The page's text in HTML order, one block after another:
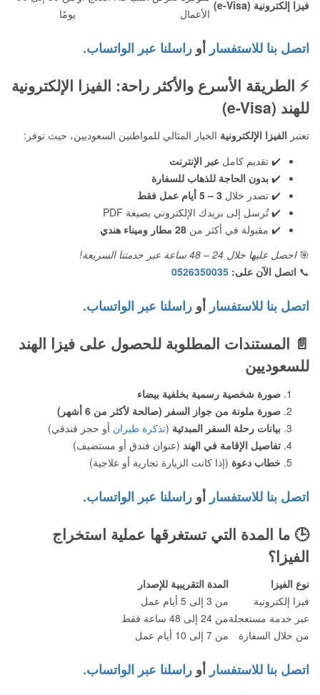
فيزا إلكترونية (e-Visa)
الأعمال
يومًا
اتصل بنا للاستفسار أو راسلنا عبر الواتساب.
⚡ الطريقة الأسرع والأكثر راحة: الفيزا الإلكترونية
للهند (e-Visa)
تعتبر الفيزا الإلكترونية الخيار المثالي للمواطنين السعوديين، حيث توفر:
✔️ تقديم كامل عبر الإنترنت
✔️ بدون الحاجة للذهاب للسفارة
✔️ تصدر خلال 3 – 5 أيام عمل فقط
✔️ تُرسل إلى بريدك الإلكتروني بصيغة PDF
✔️ مقبولة في أكثر من 28 مطار وميناء هندي
🎯احصل عليها خلال 24 – 48 ساعة عبر خدمتنا السريعة!
📞 اتصل الآن على: 0526350035
اتصل بنا للاستفسار أو راسلنا عبر الواتساب.
📄 المستندات المطلوبة للحصول على فيزا الهند
للسعوديين
صورة شخصية رسمية بخلفية بيضاء
صورة ملونة من جواز السفر (صالحة لأكثر من 6 أشهر)
بيانات رحلة السفر المبدئية (تذكرة طيران أو حجز فندقي)
تفاصيل الإقامة في الهند (عنوان فندق أو مستضيف)
خطاب دعوة (إذا كانت الزيارة تجارية أو علاجية)
اتصل بنا للاستفسار أو راسلنا عبر الواتساب.
🕒 ما المدة التي تستغرقها عملية استخراج
الفيزا؟
نوع الفيزا
المدة التقريبية للإصدار
فيزا إلكترونية
من 3 إلى 5 أيام عمل
عبر خدمة مستعجلةمن 24 إلى 48 ساعة فقط
من خلال السفارة
من 7 إلى 10 أيام عمل
اتصل بنا للاستفسار أو راسلنا عبر الواتساب.